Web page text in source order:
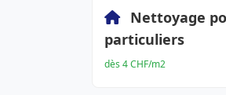
Nettoyage
particuliers
dès 4 CHF/m2